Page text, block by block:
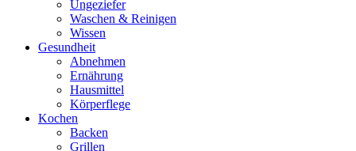
Ungeziefer
Waschen & Reinigen
Wissen
Gesundheit
Abnehmen
Ernährung
Hausmittel
Körperflege
Kochen
Backen
Grillen